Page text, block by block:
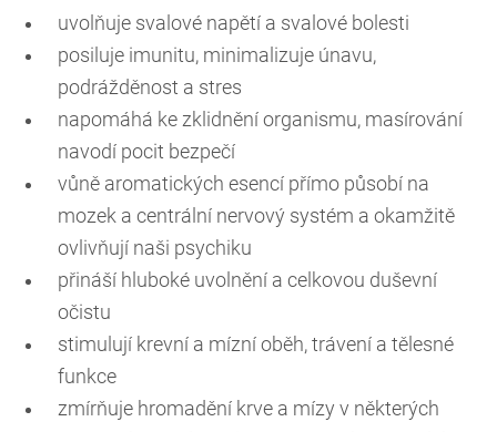
uvolňuje svalové napětí a svalové bolesti
posiluje imunitu, minimalizuje únavu,
podrážděnost a stres
napomáhá ke zklidnění organismu, masírování
navodí pocit bezpečí
vůně aromatických esencí přímo působí na
mozek a centrální nervový systém a okamžitě
ovlivňují naši psychiku
přináší hluboké uvolnění a celkovou duševní
očistu
stimulují krevní a mízní oběh, trávení a tělesné
funkce
zmírňuje hromadění krve a mízy v některých